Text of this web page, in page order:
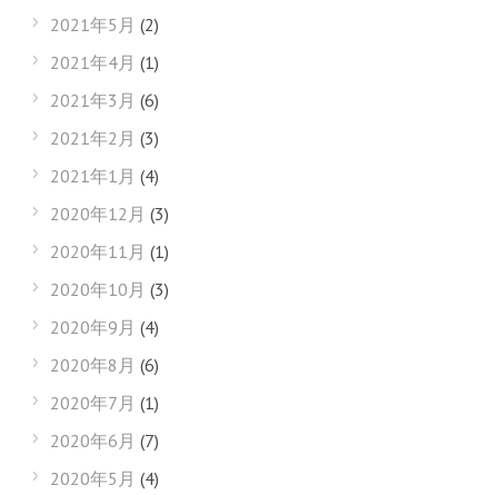
2021年5月 (2)
2021年4月 (1)
2021年3月 (6)
2021年2月 (3)
2021年1月 (4)
2020年12月 (3)
2020年11月 (1)
2020年10月 (3)
2020年9月 (4)
2020年8月 (6)
2020年7月 (1)
2020年6月 (7)
2020年5月 (4)